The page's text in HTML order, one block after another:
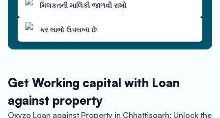
મિલકતની માલિકી જાળવી રાખો
કર લાભો ઉપલબ્ધ છે
Get Working capital with Loan
against property
Oxyzo Loan against Property in Chhattisgarh: Unlock the